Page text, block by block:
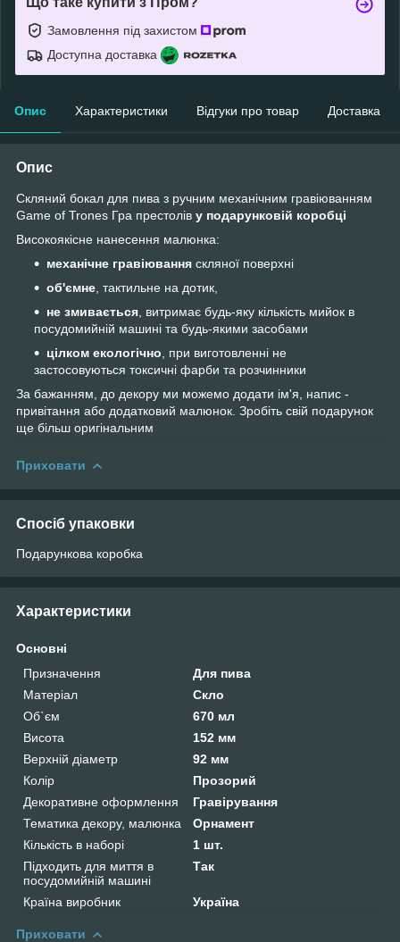
Замовлення під захистом
Доступна доставка
Опис Характеристики Відгуки про товар Доставка
Опис
Скляний бокал для пива з ручним механічним гравіюванням
Game of Trones Гра престолів у подарунковій коробці
Високоякісне нанесення малюнка:
механічне гравіювання скляної поверхні
об'ємне , тактильне на дотик,
не змивається , витримає будь-яку кількість мийок в
посудомийній машині та будь-якими засобами
цілком екологічно , при виготовленні не
застосовуються токсичні фарби та розчинники
За бажанням, до декору ми можемо додати ім'я, напис -
привітання або додатковий малюнок. Зробіть свій подарунок
ще більш оригінальним
Приховати
Спосіб упаковки
Подарункова коробка
Характеристики
Основні
Призначення
Для пива
Матеріал
Скло
Об`єм
670 мл
Висота
152 мм
Верхній діаметр
92 мм
Колір
Прозорий
Декоративне оформлення
Гравірування
Тематика декору, малюнка
Орнамент
Кількість в наборі
1 шт.
Підходить для миття в
посудомийній машині
Так
Країна виробник Україна
Приховати